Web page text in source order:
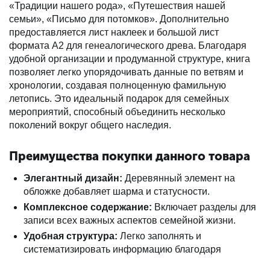
«Традиции нашего рода», «Путешествия нашей
семьи», «Письмо для потомков». Дополнительно
предоставляется лист наклеек и большой лист
формата А2 для генеалогического древа. Благодаря
удобной организации и продуманной структуре, книга
позволяет легко упорядочивать данные по ветвям и
хронологии, создавая полноценную фамильную
летопись. Это идеальный подарок для семейных
мероприятий, способный объединить несколько
поколений вокруг общего наследия.
Преимущества покупки данного товара
Элегантный дизайн: Деревянный элемент на
обложке добавляет шарма и статусности.
Комплексное содержание: Включает разделы для
записи всех важных аспектов семейной жизни.
Удобная структура: Легко заполнять и
систематизировать информацию благодаря